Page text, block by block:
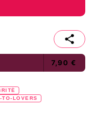
7,90 €
TO-LOVERS